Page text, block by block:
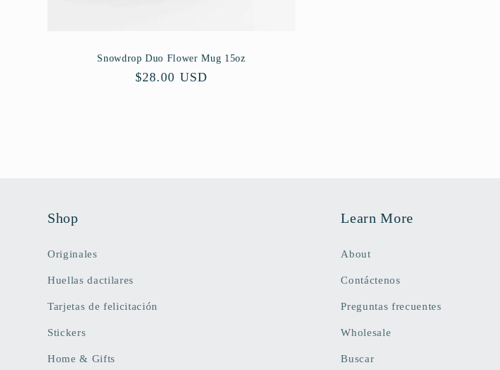
Snowdrop Duo Flower Mug 15oz
Precio
$28.00 USD
Shop
Originales
Huellas dactilares
Tarjetas de felicitación
Stickers
Home & Gifts
Learn More
About
Contáctenos
Preguntas frecuentes
Wholesale
Buscar